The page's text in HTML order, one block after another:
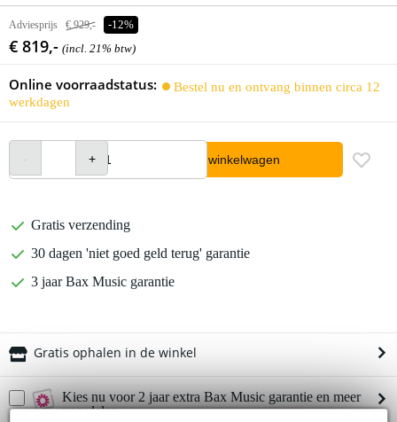
Adviesprijs € 929,- -12%
€ 819,- (incl. 21% btw)
Online voorraadstatus:
Bestel nu en ontvang binnen circa 12
werkdagen
In winkelwagen
Gratis verzending
30 dagen 'niet goed geld terug' garantie
3 jaar Bax Music garantie
Gratis ophalen in de winkel
Kies nu voor 2 jaar extra Bax Music garantie en meer
voordelen